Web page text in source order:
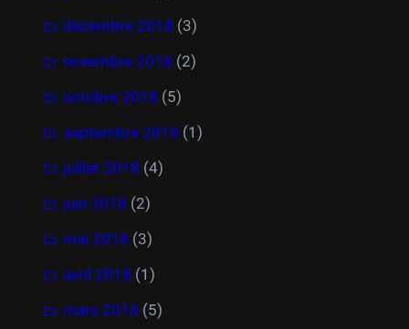
décembre 2018 (3)
novembre 2018 (2)
octobre 2018 (5)
septembre 2018 (1)
juillet 2018 (4)
juin 2018 (2)
mai 2018 (3)
avril 2018 (1)
mars 2018 (5)